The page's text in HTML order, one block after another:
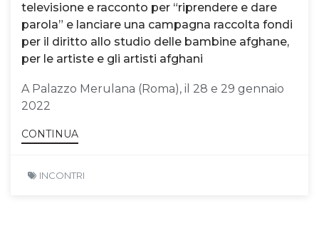
televisione e racconto per “riprendere e dare
parola” e lanciare una campagna raccolta fondi
per il diritto allo studio delle bambine afghane,
per le artiste e gli artisti afghani
A Palazzo Merulana (Roma), il 28 e 29 gennaio
2022
CONTINUA
INCONTRI